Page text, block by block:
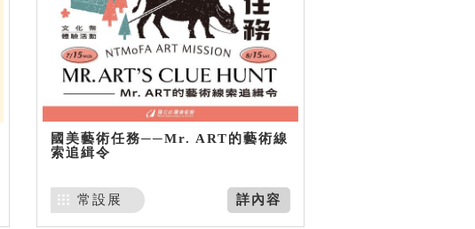
國美藝術任務──Mr. ART的藝術線
索追緝令
詳內容
常設展